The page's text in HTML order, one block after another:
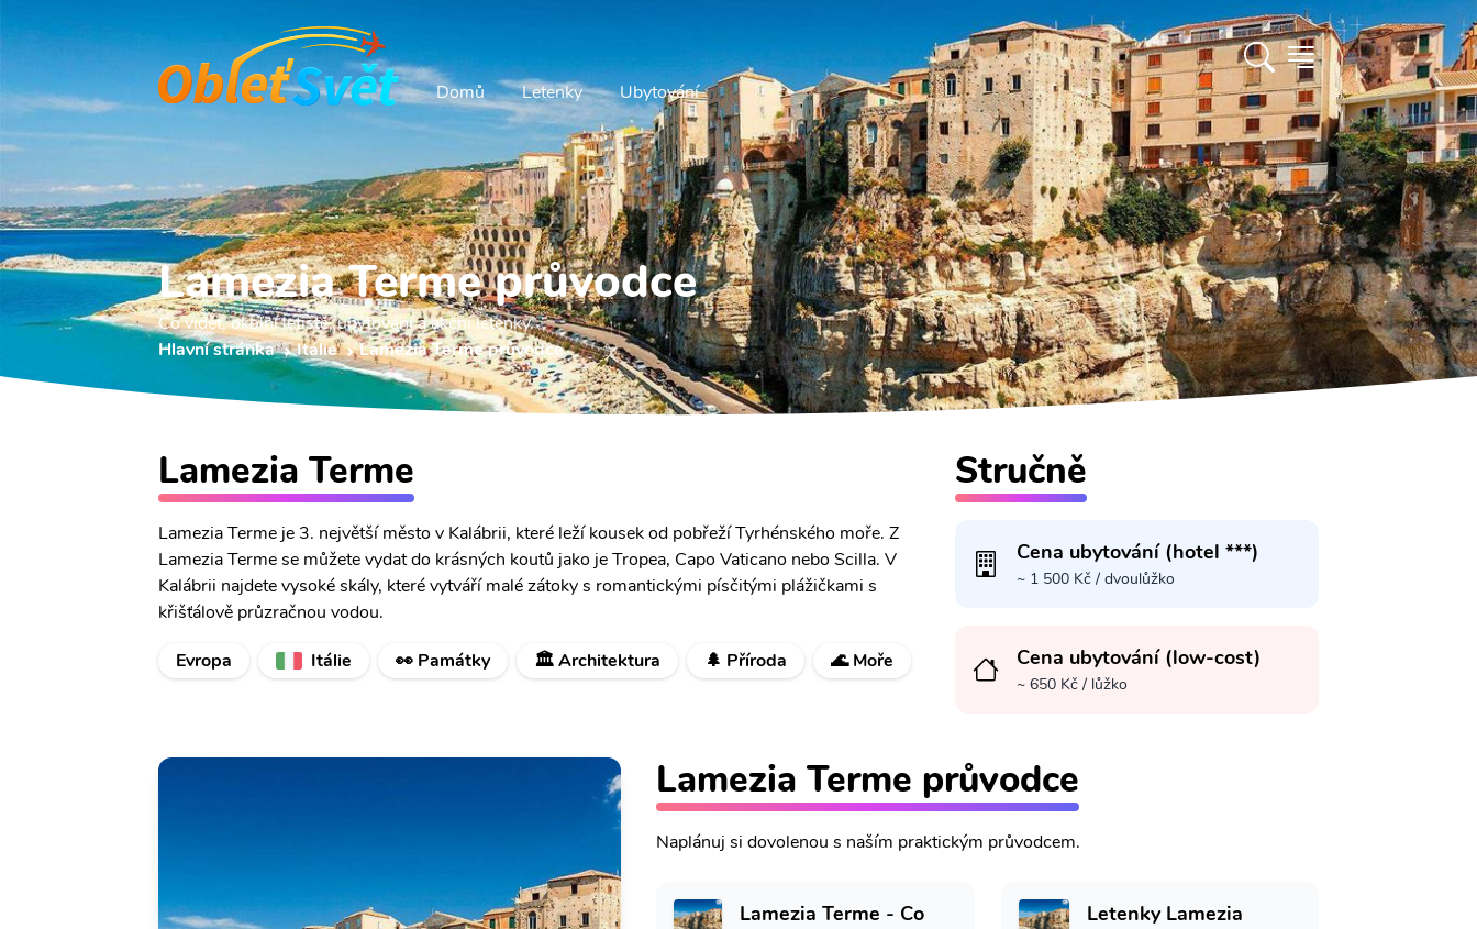
Domů Letenky Ubytování
Lamezia Terme průvodce
Co vidět, okolní letiště, ubytování a akční letenky.
Hlavní stránka
Itálie Lamezia Terme průvodce
Lamezia Terme
Lamezia Terme je 3. největší město v Kalábrii, které leží kousek od pobřeží Tyrhénského moře. Z
Lamezia Terme se můžete vydat do krásných koutů jako je Tropea, Capo Vaticano nebo Scilla. V
Kalábrii najdete vysoké skály, které vytváří malé zátoky s romantickými písčitými plážičkami s
křišťálově průzračnou vodou.
Evropa
Itálie 👀 Památky 🏛️ Architektura 🌲 Příroda 🌊 Moře
Stručně
Cena ubytování (hotel ***)
~ 1 500 Kč / dvoulůžko
Cena ubytování (low-cost)
~ 650 Kč / lůžko
Lamezia Terme průvodce
Naplánuj si dovolenou s naším praktickým průvodcem.
Lamezia Terme - Co
Letenky Lamezia